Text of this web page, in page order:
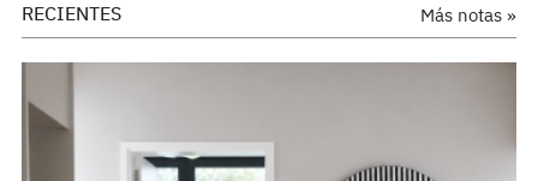
Más notas »
RECIENTES